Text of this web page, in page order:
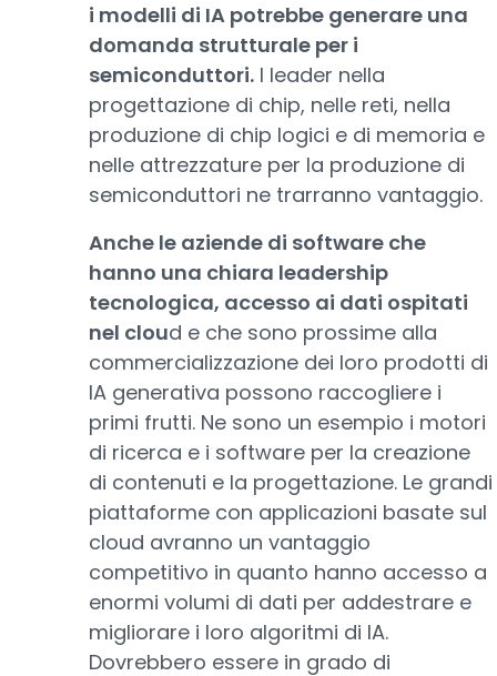
i modelli di IA potrebbe generare una
domanda strutturale per i
semiconduttori. I leader nella
progettazione di chip, nelle reti, nella
produzione di chip logici e di memoria e
nelle attrezzature per la produzione di
semiconduttori ne trarranno vantaggio.
Anche le aziende di software che
hanno una chiara leadership
tecnologica, accesso ai dati ospitati
nel cloud e che sono prossime alla
commercializzazione dei loro prodotti di
IA generativa possono raccogliere i
primi frutti. Ne sono un esempio i motori
di ricerca e i software per la creazione
di contenuti e la progettazione. Le grandi
piattaforme con applicazioni basate sul
cloud avranno un vantaggio
competitivo in quanto hanno accesso a
enormi volumi di dati per addestrare e
migliorare i loro algoritmi di IA.
Dovrebbero essere in grado di